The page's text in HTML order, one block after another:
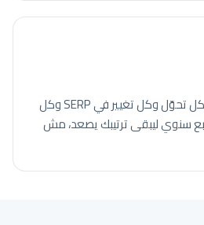
جوجل يحدّث شهريًا. نتابع كل تحوّل وكل تغيير في SERP وكل
سنوي ليبقى ترتيبك يصعد، مش